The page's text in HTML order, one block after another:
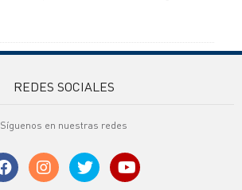
REDES SOCIALES
Síguenos en nuestras redes